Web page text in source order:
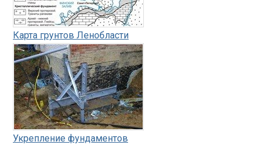
Карта грунтов Ленобласти
Укрепление фундаментов